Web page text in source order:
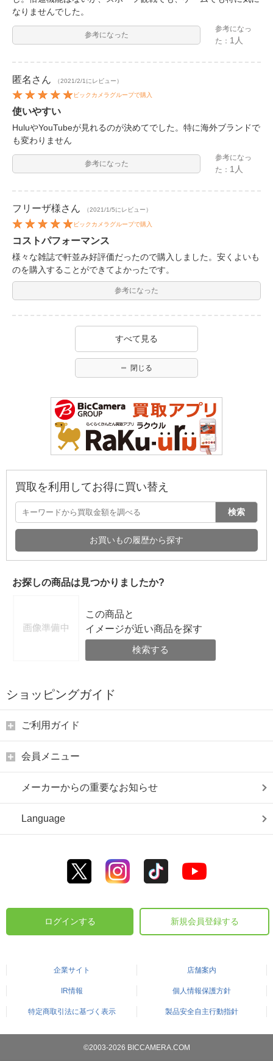
なりませんでした。
参考になった
参考になっ
た： 1人
匿名 さん （2021/2/1にレビュー）
ビックカメラグループで購入
使いやすい
HuluやYouTubeが見れるのが決めてでした。特に海外ブランドで
も変わりません
参考になった
参考になっ
た： 1人
フリーザ様さん （2021/1/5にレビュー）
ビックカメラグループで購入
コストパフォーマンス
様々な雑誌で軒並み好評価だったので購入しました。安くよいも
のを購入することができてよかったです。
参考になった
すべて見る
閉じる
買取を利用してお得に買い替え
検索
お買いもの履歴から探す
お探しの商品は見つかりましたか?
この商品と
イメージが近い商品を探す
検索する
ショッピングガイド
ご利用ガイド
会員メニュー
メーカーからの重要なお知らせ
Language
ログインする 新規会員登録する
企業サイト 店舗案内
IR情報 個人情報保護方針
特定商取引法に基づく表示 製品安全自主行動指針
©2003-2026 BICCAMERA.COM